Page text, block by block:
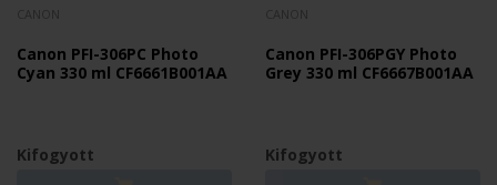
Canon PFI-306PC Photo
Cyan 330 ml CF6661B001AA
Kifogyott
Canon PFI-306PGY Photo
Grey 330 ml CF6667B001AA
Kifogyott